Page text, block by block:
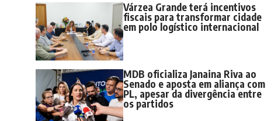
Várzea Grande terá incentivos
fiscais para transformar cidade
em polo logístico internacional
MDB oficializa Janaina Riva ao
Senado e aposta em aliança com
PL, apesar da divergência entre
os partidos